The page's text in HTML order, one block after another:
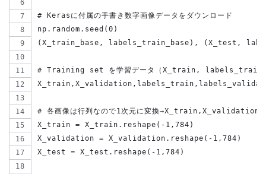
# Kerasに付属の手書き数字画像データをダウンロード
np.random.seed(0)
(X_train_base, labels_train_base), (X_test,
# Training set を学習データ（X_train, labels_train
# 各画像は行列なので1次元に変換
X_train = X_train.reshape(-1,784)
X_validation = X_validation.reshape(-1,784)
X_test = X_test.reshape(-1,784)